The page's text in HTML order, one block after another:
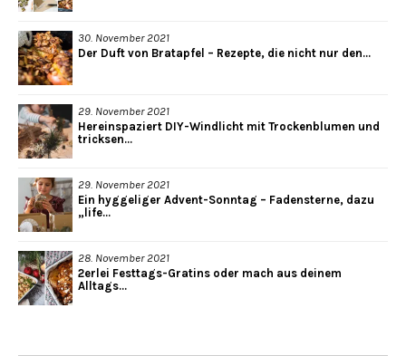
30. November 2021
Der Duft von Bratapfel – Rezepte, die nicht nur den...
29. November 2021
Hereinspaziert DIY-Windlicht mit Trockenblumen und
tricksen...
29. November 2021
Ein hyggeliger Advent-Sonntag – Fadensterne, dazu
„life...
28. November 2021
2erlei Festtags-Gratins oder mach aus deinem
Alltags...